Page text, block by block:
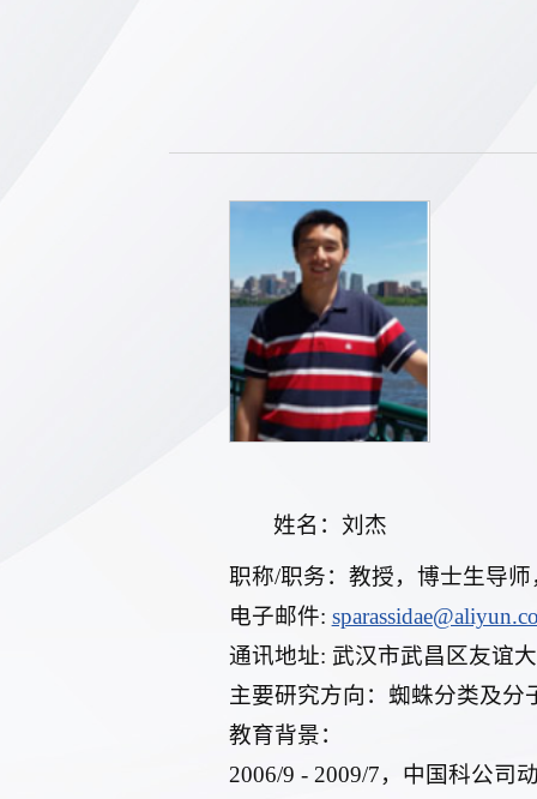
姓名：刘杰
职称/职务：教授，博士生导师
电子邮件:
通讯地址: 武汉市武昌区友谊
主要研究方向：蜘蛛分类及分
教育背景：
2006/9 - 2009/7，中国科公司